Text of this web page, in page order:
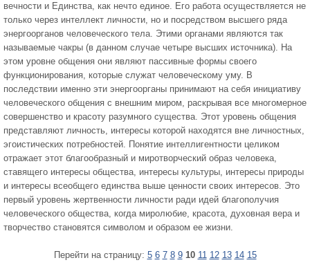
вечности и Единства, как нечто единое. Его работа осуществляется не
только через интеллект личности, но и посредством высшего ряда
энергоорганов человеческого тела. Этими органами являются так
называемые чакры (в данном случае четыре высших источника). На
этом уровне общения они являют пассивные формы своего
функционирования, которые служат человеческому уму. В
последствии именно эти энергоорганы принимают на себя инициативу
человеческого общения с внешним миром, раскрывая все многомерное
совершенство и красоту разумного существа. Этот уровень общения
представляют личность, интересы которой находятся вне личностных,
эгоистических потребностей. Понятие интеллигентности целиком
отражает этот благообразный и миротворческий образ человека,
ставящего интересы общества, интересы культуры, интересы природы
и интересы всеобщего единства выше ценности своих интересов. Это
первый уровень жертвенности личности ради идей благополучия
человеческого общества, когда миролюбие, красота, духовная вера и
творчество становятся символом и образом ее жизни.
Перейти на страницу: 5 6 7 8 9 10 11 12 13 14 15